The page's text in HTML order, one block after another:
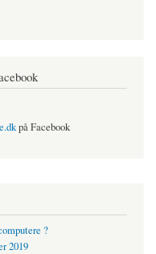
på Facebook
?
2019